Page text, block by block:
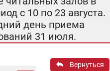
с 10 по 23 августа.
день приема
31 июля.
Вернуться